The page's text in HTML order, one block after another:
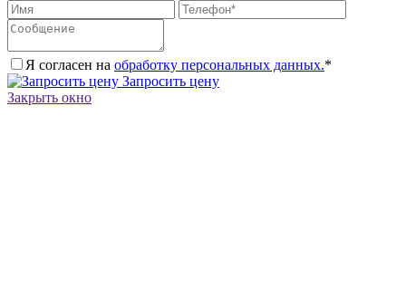
Я согласен на обработку персональных данных.*
Запросить цену
Закрыть окно